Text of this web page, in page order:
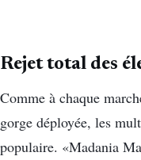
Rejet total des
Comme à chaque
gorge déployée, les
populaire. «Madania